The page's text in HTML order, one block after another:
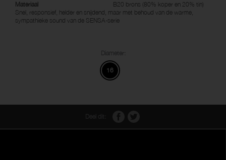
Materiaal
B20 brons (80% koper en 20% tin)
Snel, responsief, helder en snijdend, maar met behoud van de warme,
sympathieke sound van de SENSA-serie
16